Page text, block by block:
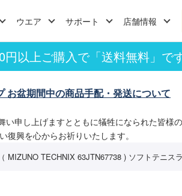
ウエア サポート 店舗情報
以上ご購入で「送料無料」です
お盆期間中の商品手配・発送について
申し上げますとともに犠牲になられた皆様
復興を心からお祈りいたします。
MIZUNO TECHNIX 63JTN67738 ) ソフトテニス